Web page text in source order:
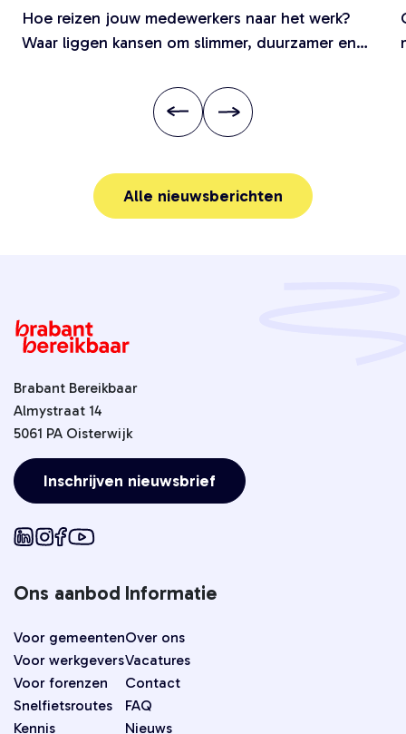
Hoe reizen jouw medewerkers naar het werk?
Waar liggen kansen om slimmer, duurzamer en
Alle nieuwsberichten
Brabant Bereikbaar
Almystraat 14
5061 PA Oisterwijk
Inschrijven nieuwsbrief
Ons aanbod
Voor gemeenten
Voor werkgevers
Voor forenzen
Snelfietsroutes
Kennis
Informatie
Over ons
Vacatures
Contact
FAQ
Nieuws